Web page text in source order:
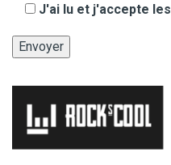
J'ai lu et j'accepte les